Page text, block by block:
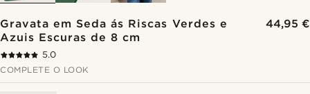
Gravata em Seda ás Riscas Verdes e
Azuis Escuras de 8 cm
44,95 €
5.0
COMPLETE O LOOK